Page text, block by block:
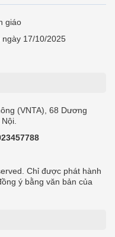
giáo
ngày 17/10/2025
(VNTA), 68 Dương
Chỉ được phát hành
ý bằng văn bản của